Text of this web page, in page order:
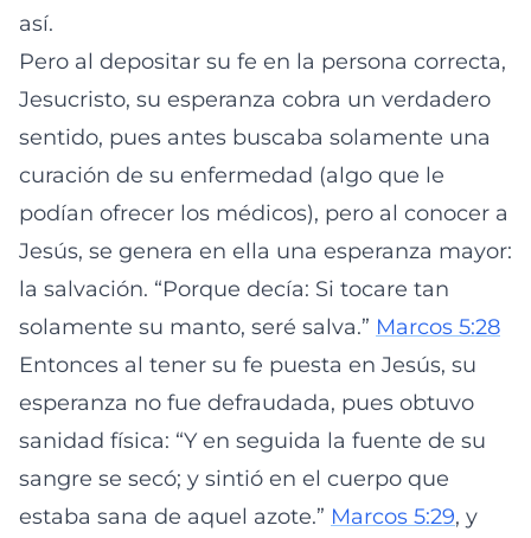
así.
Pero al depositar su fe en la persona correcta,
Jesucristo, su esperanza cobra un verdadero
sentido, pues antes buscaba solamente una
curación de su enfermedad (algo que le
podían ofrecer los médicos), pero al conocer a
Jesús, se genera en ella una esperanza mayor:
la salvación. “Porque decía: Si tocare tan
solamente su manto, seré salva.” Marcos 5:28
Entonces al tener su fe puesta en Jesús, su
esperanza no fue defraudada, pues obtuvo
sanidad física: “Y en seguida la fuente de su
sangre se secó; y sintió en el cuerpo que
estaba sana de aquel azote.” Marcos 5:29, y